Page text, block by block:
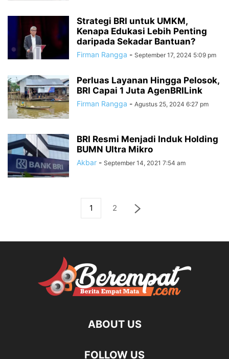
Strategi BRI untuk UMKM,
Kenapa Edukasi Lebih Penting
daripada Sekadar Bantuan?
Firman Rangga - September 17, 2024 5:09 pm
Perluas Layanan Hingga Pelosok,
BRI Capai 1 Juta AgenBRILink
Firman Rangga - Agustus 25, 2024 6:27 pm
BRI Resmi Menjadi Induk Holding
BUMN Ultra Mikro
Akbar - September 14, 2021 7:54 am
1 2
ABOUT US
FOLLOW US